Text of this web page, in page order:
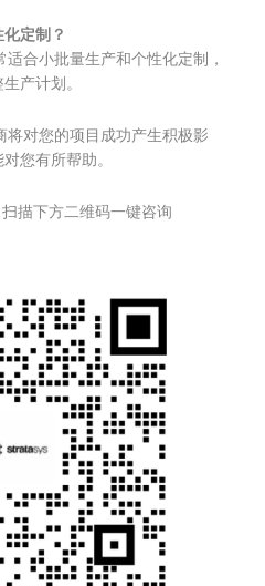
定制？
合小批量生产和个性化定制，
产计划。
将对您的项目成功产生积极影
您有所帮助。
描下方二维码一键咨询